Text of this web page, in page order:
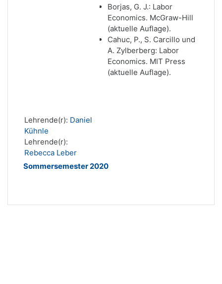
Borjas, G. J.: Labor
Economics. McGraw-Hill
(aktuelle Auflage).
Cahuc, P., S. Carcillo und
A. Zylberberg: Labor
Economics. MIT Press
(aktuelle Auflage).
Lehrende(r): Daniel
Kühnle
Lehrende(r):
Rebecca Leber
Sommersemester 2020